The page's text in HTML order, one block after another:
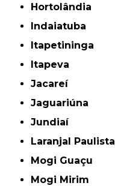
Hortolândia
Indaiatuba
Itapetininga
Itapeva
Jacareí
Jaguariúna
Jundiaí
Laranjal Paulista
Mogi Guaçu
Mogi Mirim